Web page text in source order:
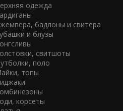
WH
Мужские
комбинированные
1 390 руб.
из
одежда
бадлоны и свитера
и блузы
свитшоты
поло
топы
корсеты